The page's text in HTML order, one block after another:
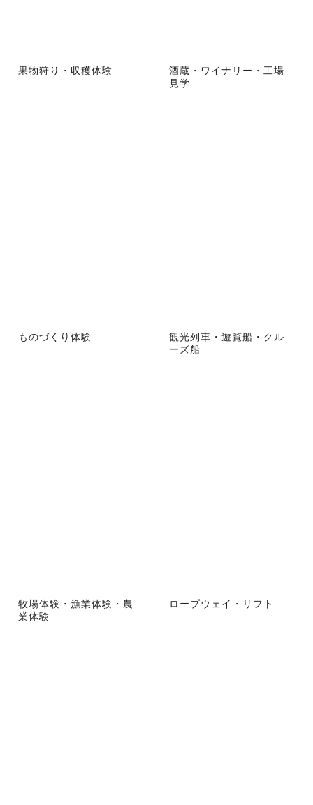
果物狩り・収穫体験
酒蔵・ワイナリー・工場
見学
ものづくり体験
観光列車・遊覧船・クル
ーズ船
牧場体験・漁業体験・農
業体験
ロープウェイ・リフト